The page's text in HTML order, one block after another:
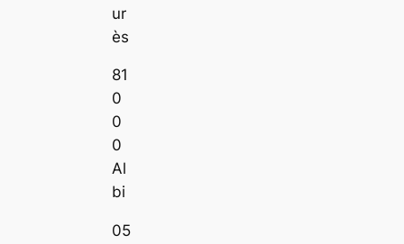
ur
ès
81
0
0
0
Al
bi
05